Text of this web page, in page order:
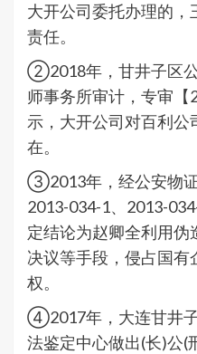
大开公司委托办理的
责任。
②2018年，甘井子区
师事务所审计，专审【
示，大开公司对百利公
在。
③2013年，经公安物
2013-034-1、2013-
定结论为赵卿全利用伪
决议等手段，侵占国有
权。
④2017年，大连甘井
法鉴定中心做出(长)公(